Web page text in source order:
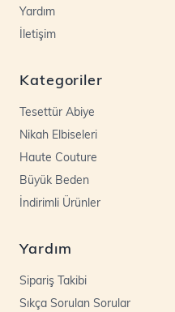
Yardım
İletişim
Kategoriler
Tesettür Abiye
Nikah Elbiseleri
Haute Couture
Büyük Beden
İndirimli Ürünler
Yardım
Sipariş Takibi
Sıkça Sorulan Sorular